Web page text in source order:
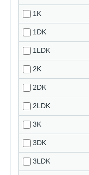
1K
1DK
1LDK
2K
2DK
2LDK
3K
3DK
3LDK